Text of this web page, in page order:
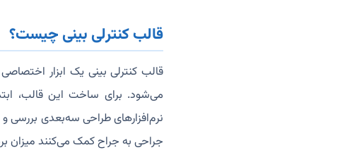
قالب کنترلی بینی چیست؟
قالب کنترلی بینی یک ابزار
می‌شود. برای ساخت این قالب،
نرم‌افزارهای طراحی سه‌بعدی
جراحی به جراح کمک می‌کنند میزان